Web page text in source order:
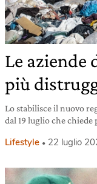
Le aziende
più
Lo stabilisce il nuovo
dal 19 luglio che
Lifestyle 22 luglio